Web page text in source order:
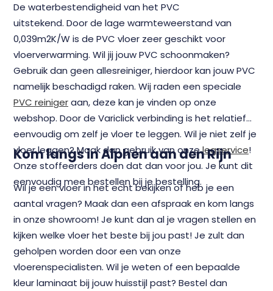
De waterbestendigheid van het PVC
uitstekend. Door de lage warmteweerstand van
0,039m2K/W is de PVC vloer zeer geschikt voor
vloerverwarming. Wil jij jouw PVC schoonmaken?
Gebruik dan geen allesreiniger, hierdoor kan jouw PVC
namelijk beschadigd raken. Wij raden een speciale
PVC reinigeraan, deze kan je vinden op onze
webshop. Door de Variclick verbinding is het relatief
eenvoudig om zelf je vloer te leggen. Wil je niet zelf je
vloer leggen? Maak dan gebruik van onzelegservice!
Onze stoffeerders doen dat dan voor jou. Je kunt dit
eenvoudig mee bestellen bij je bestelling.
Kom langs in Alphen aan den Rijn
Wil je een vloer in het echt bekijken of heb je een
aantal vragen? Maak dan een afspraak en kom langs
in onze showroom!Je kunt dan al je vragen stellen en
kijken welke vloer het beste bij jou past! Je zult dan
geholpen worden door een van onze
vloerenspecialisten. Wil je weten of een bepaalde
kleur laminaat bij jouw huisstijl past? Bestel dan